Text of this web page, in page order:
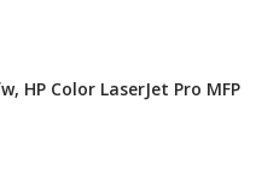
HP Color LaserJet Pro MFP